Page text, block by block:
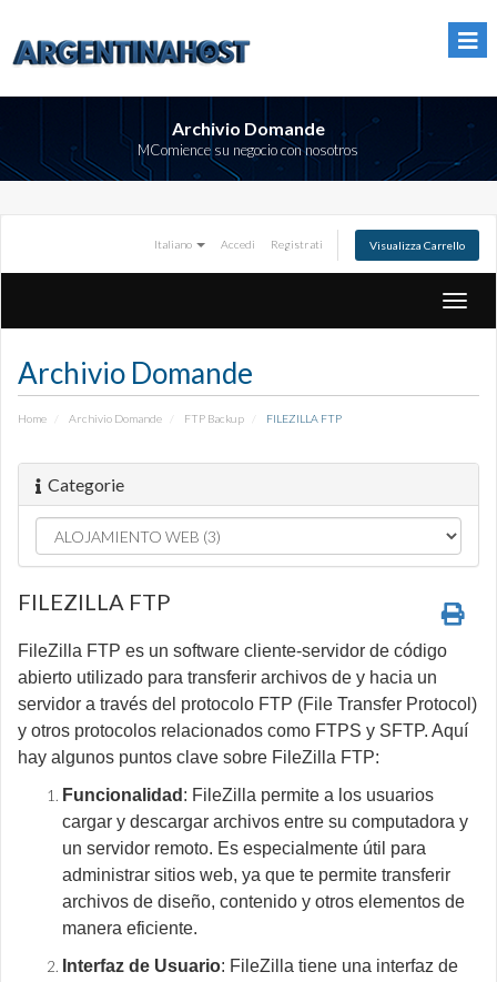
Archivio Domande
MComience su negocio con nosotros
Italiano Accedi Registrati Visualizza Carrello
Attiva
Archivio Domande
Home Archivio Domande FTP Backup FILEZILLA FTP
Categorie
FILEZILLA FTP
FileZilla FTP es un software cliente-servidor de código
abierto utilizado para transferir archivos de y hacia un
servidor a través del protocolo FTP (File Transfer Protocol)
y otros protocolos relacionados como FTPS y SFTP. Aquí
hay algunos puntos clave sobre FileZilla FTP:
Funcionalidad : FileZilla permite a los usuarios
cargar y descargar archivos entre su computadora y
un servidor remoto. Es especialmente útil para
administrar sitios web, ya que te permite transferir
archivos de diseño, contenido y otros elementos de
manera eficiente.
Interfaz de Usuario: FileZilla tiene una interfaz de